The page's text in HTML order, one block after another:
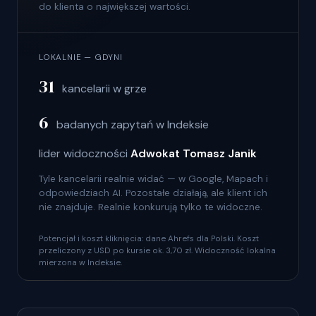
do klienta o największej wartości.
LOKALNIE — GDYNI
31 kancelarii w grze
6 badanych zapytań w Indeksie
lider widoczności Adwokat Tomasz Janik
Tyle kancelarii realnie widać — w Google, Mapach i
odpowiedziach AI. Pozostałe działają, ale klient ich
nie znajduje. Realnie konkurują tylko te widoczne.
Potencjał i koszt kliknięcia: dane Ahrefs dla Polski. Koszt
przeliczony z USD po kursie ok. 3,70 zł. Widoczność lokalna
mierzona w Indeksie.